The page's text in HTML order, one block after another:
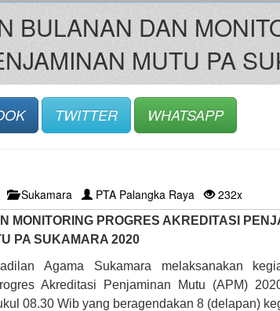
BULANAN DAN
MUTU PA
TWITTER WHATSAPP
Sukamara PTA Palangka Raya 232x
MONITORING PROGRES AKREDITASI
PA SUKAMARA 2020
Agama Sukamara melaksanakan
Akreditasi Penjaminan Mutu (APM)
08.30 Wib yang beragendakan 8 (delapan)